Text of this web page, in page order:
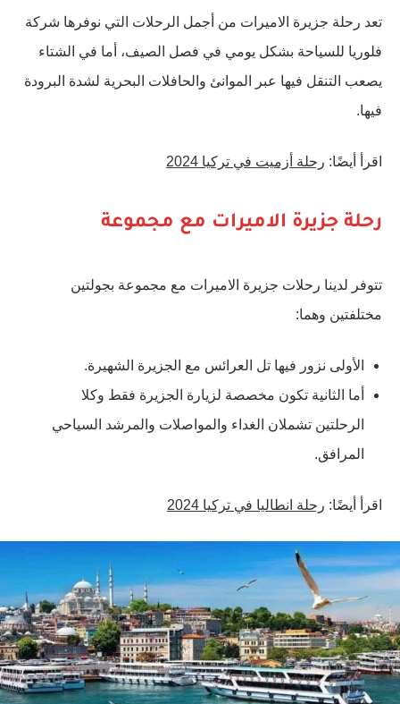
تعد رحلة جزيرة الاميرات من أجمل الرحلات التي نوفرها شركة
فلوريا للسياحة بشكل يومي في فصل الصيف، أما في الشتاء
يصعب التنقل فيها عبر الموانئ والحافلات البحرية لشدة البرودة
فيها.
اقرأ أيضًا: رحلة أزميت في تركيا 2024
رحلة جزيرة الاميرات مع مجموعة
تتوفر لدينا رحلات جزيرة الاميرات مع مجموعة بجولتين
مختلفتين وهما:
الأولى نزور فيها تل العرائس مع الجزيرة الشهيرة.
أما الثانية تكون مخصصة لزيارة الجزيرة فقط وكلا
الرحلتين تشملان الغداء والمواصلات والمرشد السياحي
المرافق.
اقرأ أيضًا: رحلة انطاليا في تركيا 2024